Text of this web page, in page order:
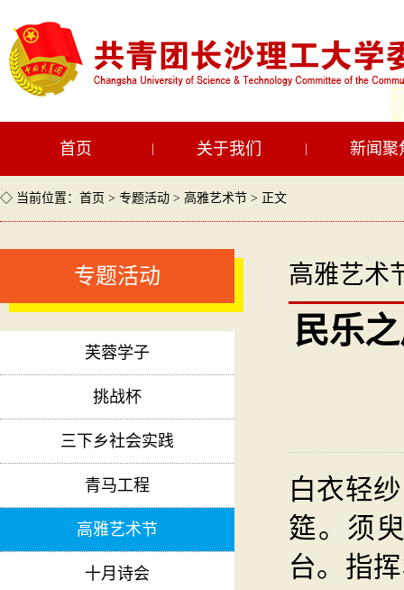
首页 关于我们 新闻聚
◇ 当前位置： 首页 > 专题活动 > 高雅艺术节 > 正文
专题活动
芙蓉学子
挑战杯
三下乡社会实践
青马工程
高雅艺术节
十月诗会
高雅艺术
民乐
白衣轻
筵。须
台。指